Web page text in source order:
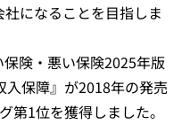
になることを目指しま
険・悪い保険2025年版
入保障』が2018年の発売
第1位を獲得しました。